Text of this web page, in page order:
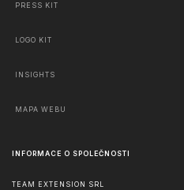
PRESS KIT
LOGO KIT
INSIGHTS
MAPA WEBU
INFORMACE O SPOLEČNOSTI
TEAM EXTENSION SRL